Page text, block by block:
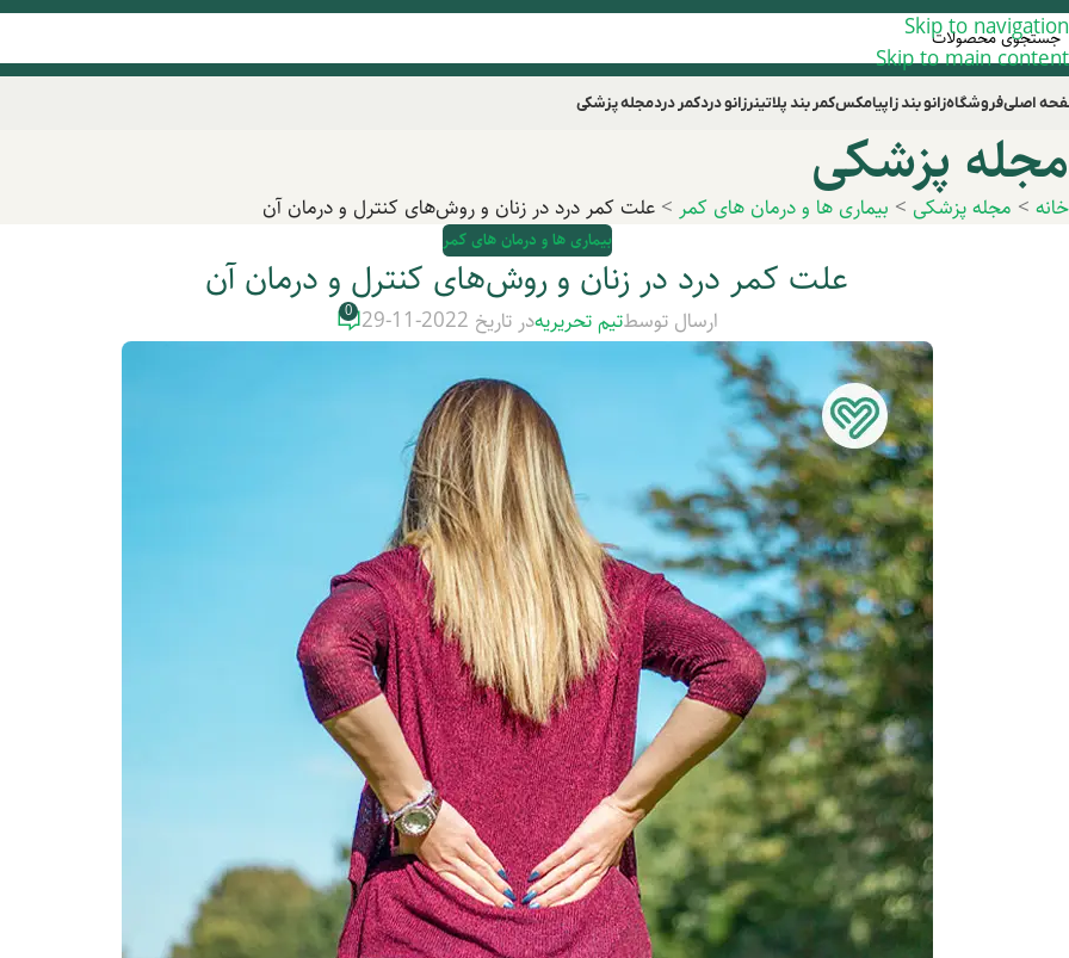
Skip to navigation
Skip to main content
اصلیفروشگاهزانو بند زاپیامکسکمر بند پلاتینرزانو دردکمر دردمجله پزشکی
مجله پزشکی
خانه > مجله پزشکی > بیماری ها و درمان های کمر > علت کمر درد در زنان و روش‌های کنترل و درمان آن
بیماری ها و درمان های کمر
علت کمر درد در زنان و روش‌های کنترل و درمان آن
ارسال توسطتیم تحریریهدر تاریخ 2022-11-29 0